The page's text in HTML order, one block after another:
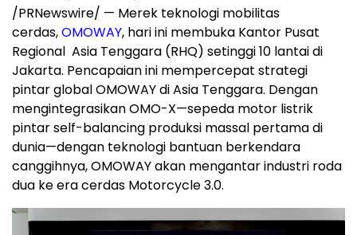
/PRNewswire/ — Merek teknologi mobilitas
cerdas,OMOWAY, hari ini membuka Kantor Pusat
Regional Asia Tenggara (RHQ) setinggi 10 lantai di
Jakarta. Pencapaian ini mempercepat strategi
pintar global OMOWAY diAsia Tenggara. Dengan
mengintegrasikan OMO-X—sepeda motor listrik
pintar self-balancing produksi massal pertama di
dunia—dengan teknologi bantuan berkendara
canggihnya, OMOWAY akan mengantar industri roda
dua ke era cerdas Motorcycle 3.0.